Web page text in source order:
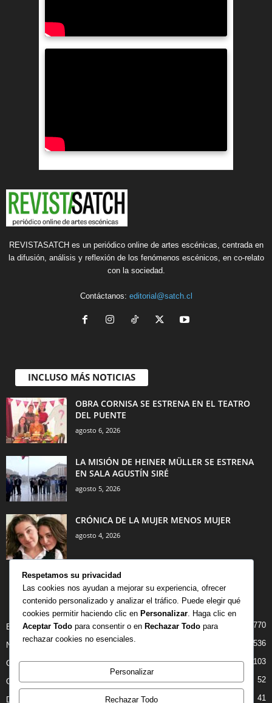
REVISTASATCH es un periódico online de artes escénicas, centrada en
la difusión, análisis y reflexión de los fenómenos escénicos, en co-relato
con la sociedad.
Contáctanos: editorial@satch.cl
INCLUSO MÁS NOTICIAS
OBRA CORNISA SE ESTRENA EN EL TEATRO
DEL PUENTE
agosto 6, 2026
LA MISIÓN DE HEINER MÜLLER SE ESTRENA
EN SALA AGUSTÍN SIRÉ
agosto 5, 2026
CRÓNICA DE LA MUJER MENOS MUJER
agosto 4, 2026
CATEGORÍA POPULAR
BIBLIOTECA 770
NOTICIAS 536
CRITICAS 103
OPINION 52
DANZA 41
Respetamos su privacidad
Las cookies nos ayudan a mejorar su experiencia, ofrecer
contenido personalizado y analizar el tráfico. Puede elegir qué
cookies permitir haciendo clic en Personalizar . Haga clic en
Aceptar Todo para consentir o en Rechazar Todo para
rechazar cookies no esenciales.
Personalizar
Rechazar Todo